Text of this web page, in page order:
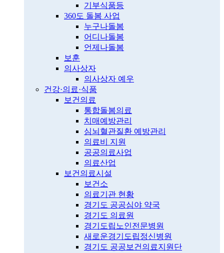
기부식품등
360도 돌봄 사업
누구나돌봄
어디나돌봄
언제나돌봄
보훈
의사상자
의사상자 예우
건강·의료·식품
보건의료
통합돌봄의료
치매예방관리
심뇌혈관질환 예방관리
의료비 지원
공공의료사업
의료산업
보건의료시설
보건소
의료기관 현황
경기도 공공심야 약국
경기도 의료원
경기도립노인전문병원
새로운경기도립정신병원
경기도 공공보건의료지원단